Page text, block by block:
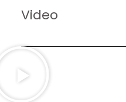
Video